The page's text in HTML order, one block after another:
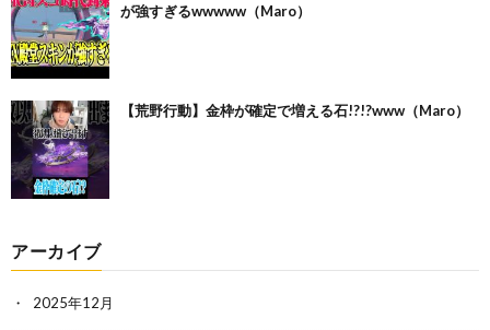
が強すぎるwwwww（Maro）
【荒野行動】金枠が確定で増える石!?!?www（Maro）
アーカイブ
2025年12月